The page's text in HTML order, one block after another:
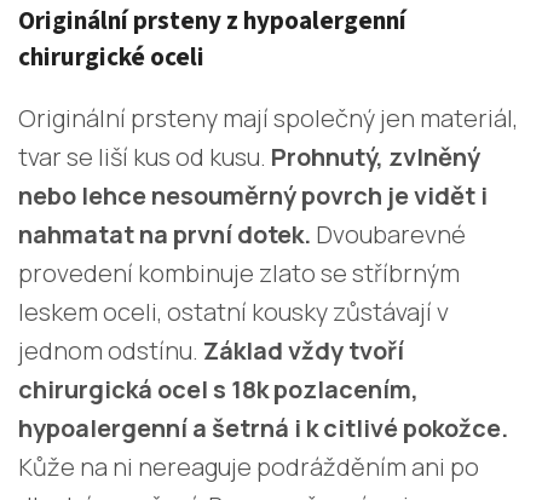
Originální prsteny z hypoalergenní
chirurgické oceli
Originální prsteny mají společný jen materiál,
tvar se liší kus od kusu. Prohnutý, zvlněný
nebo lehce nesouměrný povrch je vidět i
nahmatat na první dotek. Dvoubarevné
provedení kombinuje zlato se stříbrným
leskem oceli, ostatní kousky zůstávají v
jednom odstínu. Základ vždy tvoří
chirurgická ocel s 18k pozlacením,
hypoalergenní a šetrná i k citlivé pokožce.
Kůže na ni nereaguje podrážděním ani po